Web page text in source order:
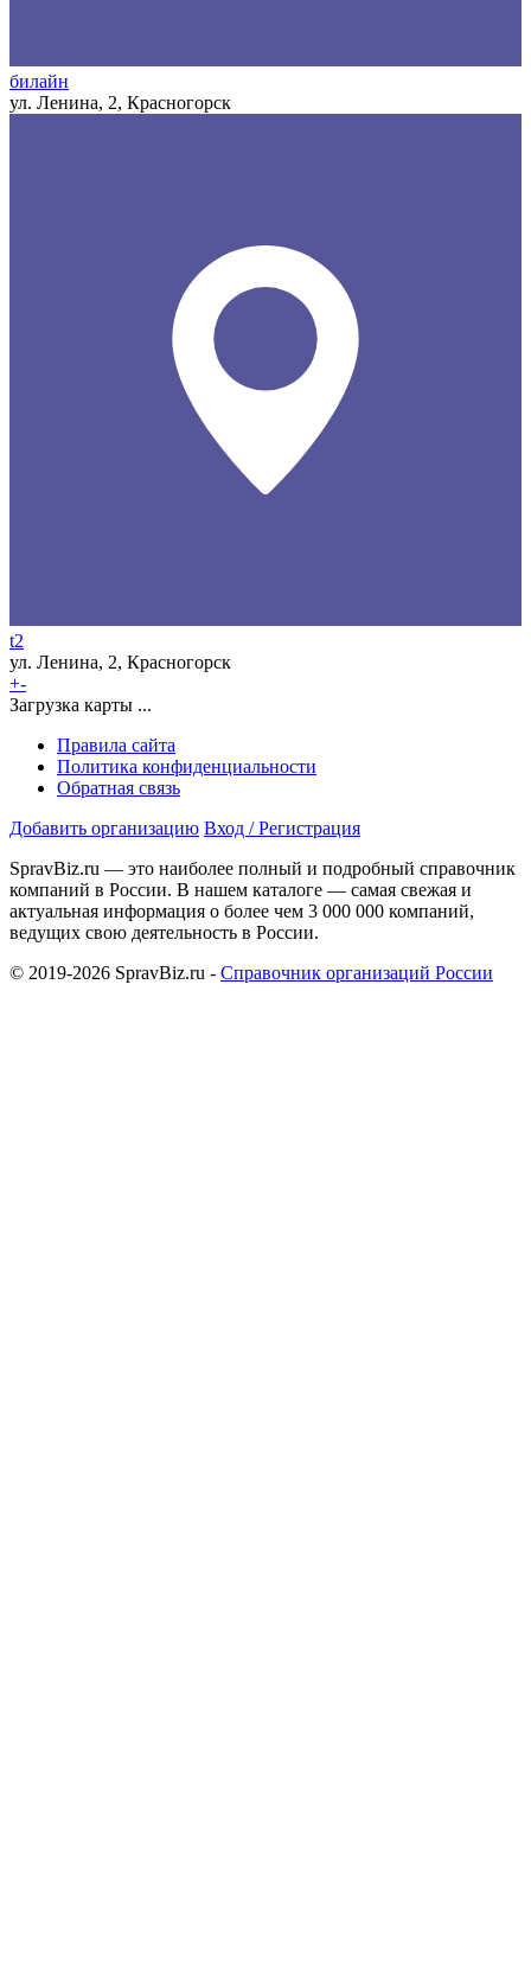
билайн
ул. Ленина, 2, Красногорск
t2
ул. Ленина, 2, Красногорск
+-
Загрузка карты ...
Правила сайта
Политика конфиденциальности
Обратная связь
Добавить организацию Вход / Регистрация
SpravBiz.ru — это наиболее полный и подробный справочник
компаний в России. В нашем каталоге — самая свежая и
актуальная информация о более чем 3 000 000 компаний,
ведущих свою деятельность в России.
© 2019-2026 SpravBiz.ru - Справочник организаций России